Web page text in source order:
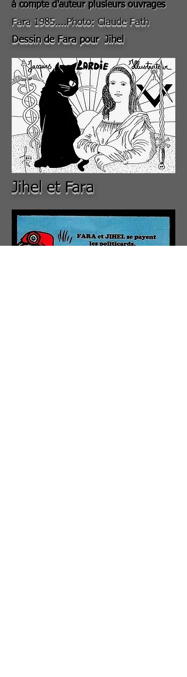
à compte d'auteur plusieurs ouvrages
Fara 1985....Photo: Claude Fath
Dessin de Fara pour Jihel
Jihel et Fara